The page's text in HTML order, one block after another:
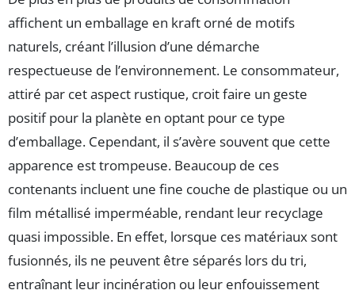
affichent un emballage en kraft orné de motifs
naturels, créant l’illusion d’une démarche
respectueuse de l’environnement. Le consommateur,
attiré par cet aspect rustique, croit faire un geste
positif pour la planète en optant pour ce type
d’emballage. Cependant, il s’avère souvent que cette
apparence est trompeuse. Beaucoup de ces
contenants incluent une fine couche de plastique ou un
film métallisé imperméable, rendant leur recyclage
quasi impossible. En effet, lorsque ces matériaux sont
fusionnés, ils ne peuvent être séparés lors du tri,
entraînant leur incinération ou leur enfouissement